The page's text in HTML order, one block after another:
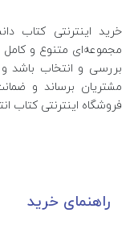
خرید اینترنتی کتاب‌
مجموعه‌ای متنوع و کامل
بررسی و انتخاب
مشتریان برساند و
فروشگاه اینترنتی کتاب
راهنمای خرید